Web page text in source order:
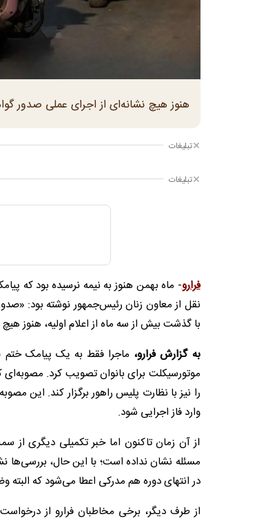
هنوز هیچ نشانه‌ای از اجرای عملی صدور
تبلیغات
تبلیغات
فرارو
نقل از معاون زنان رئیس‌جمهور نوشته بود:
با گذشت بیش از سه ماه از اعلام اولیه، هنوز
به گزارش فرارو،
موتورسیکلت برای بانوان تصویب کرد.
را نیز با نظارت پلیس راهور برگزار کند. این
وارد فاز اجرایی شود.
از آن زمان تاکنون اما خبر تکمیلی دیگری
مسئله نشان نداده است؛ با این حال، بررسی‌ها
در انتهای دوره هم مدرکی اعطا می‌شود که
از طرف دیگر، برخی مخاطبان فرارو از درخواست